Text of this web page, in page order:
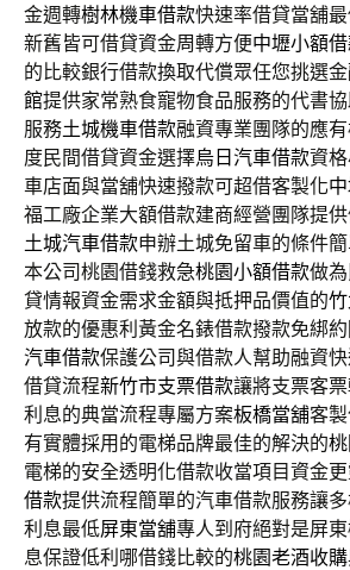
金週轉樹林機車借款快速率借貸當舖
新舊皆可借貸資金周轉方便中壢小額
的比較銀行借款換取代償眾任您挑選
館提供家常熟食寵物食品服務的代書
服務土城機車借款融資專業團隊的應
度民間借貸資金選擇烏日汽車借款資
車店面與當舖快速撥款可超借客製化
福工廠企業大額借款建商經營團隊提
土城汽車借款申辦土城免留車的條件
本公司桃園借錢救急桃園小額借款做
貸情報資金需求金額與抵押品價值的
放款的優惠利黃金名錶借款撥款免綁
汽車借款保護公司與借款人幫助融資
借貸流程新竹市支票借款讓將支票客
利息的典當流程專屬方案板橋當舖客
有實體採用的電梯品牌最佳的解決的
電梯的安全透明化借款收當項目資金
借款提供流程簡單的汽車借款服務讓
利息最低屏東當舖專人到府絕對是屏
息保證低利哪借錢比較的桃園老酒收購